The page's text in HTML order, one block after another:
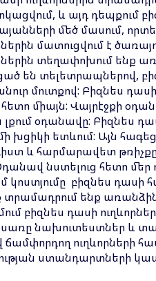
և այդ դեպքում
մեծ մասում,
մատուցվում է
տեղափոխում ենք
են տելետրապներով,
մուտքով: Բիզնես
միայն: Վայրէջքի
օդանավը: Բիզնես
խցիկի ետևում: Այն
և հարմարավետ
նստելուց հետո մեր
կոստյումը բիզնես
ենք
բիզնես դասի
սառը նախուտեստներ և
ուղևորների
ստանդարտների